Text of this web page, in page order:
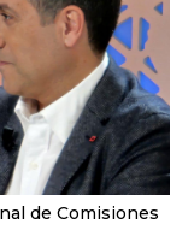
de Comisiones